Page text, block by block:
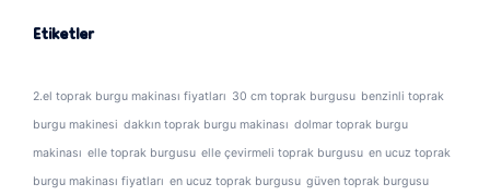
Etiketler
2.el toprak burgu makinası fiyatları 30 cm toprak burgusu benzinli toprak
burgu makinesi dakkın toprak burgu makinası dolmar toprak burgu
makinası elle toprak burgusu elle çevirmeli toprak burgusu en ucuz toprak
burgu makinası fiyatları en ucuz toprak burgusu güven toprak burgusu